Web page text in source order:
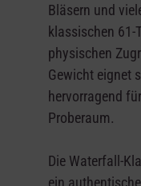
Bläsern und
klassischen 61-
physischen
Gewicht eignet
hervorragend
Proberaum.
Die Waterfall-
ein